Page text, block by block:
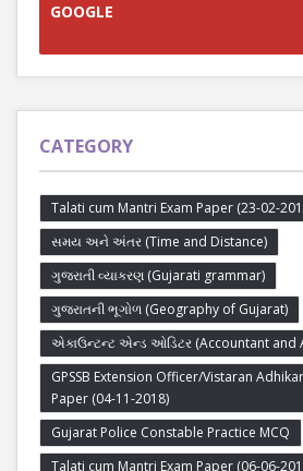
GOOGLE
CATEGORY
Talati cum Mantri Exam Paper (23-02-
સમય અને અંતર (Time and Distance)
ગુજરાતી વ્યાકરણ (Gujarati grammar)
ગુજરાતની ભૂગોળ (Geography of Gujarat)
એકાઉન્ટન્ટ એન્ડ ઓડિટર (Accountant and
GPSSB Extension Officer/Vistaran
Paper (04-11-2018)
Gujarat Police Constable Practice MCQ
Talati cum Mantri Exam Paper (06-06-